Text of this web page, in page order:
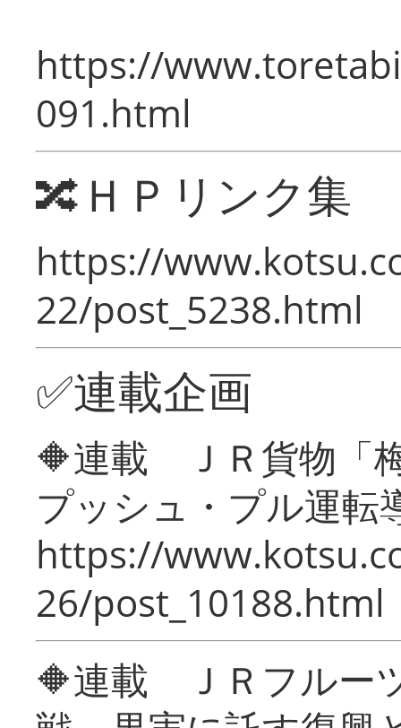
https://
091.html
🔀ＨＰリンク集
https://
22/post_5238.html
✅連載企画
🔶連載 ＪＲ貨物「
プッシュ・プル運転
https://
26/post_10188.html
🔶連載 ＪＲフルー